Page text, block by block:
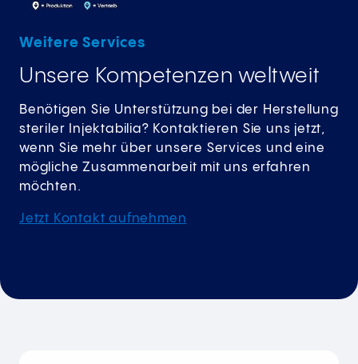
Weitere Services
Unsere Kompetenzen weltweit
Benötigen Sie Unterstützung bei der Herstellung
steriler Injektabilia? Kontaktieren Sie uns jetzt,
wenn Sie mehr über unsere Services und eine
mögliche Zusammenarbeit mit uns erfahren
möchten.
Jetzt Kontakt aufnehmen